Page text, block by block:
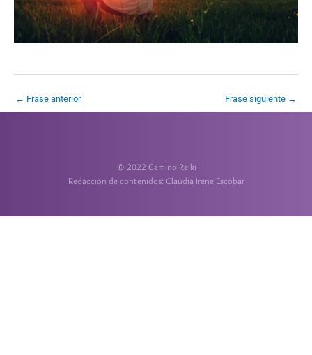
← Frase anterior Frase siguiente →
© 2022 Camino Reiki
Redacción de contenidos: Claudia Irene Escobar